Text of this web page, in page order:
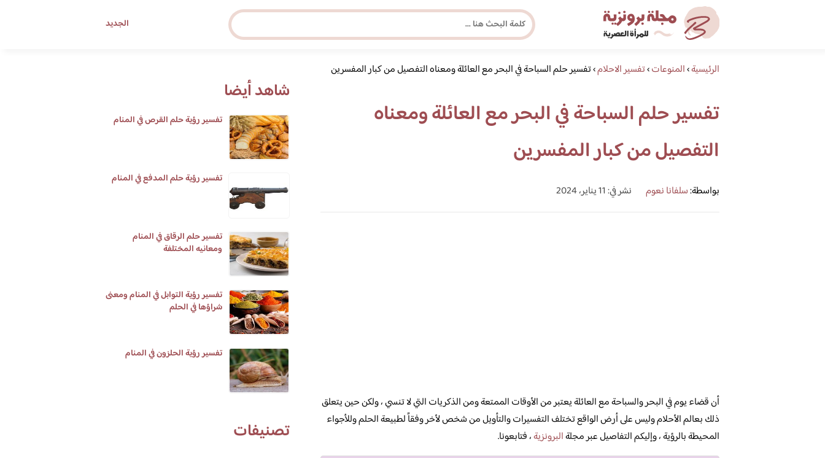
الجديد
مجلة برونزية للفتاة العصرية
ابحث عن أي موضوع يهمك
الرئيسية›المنوعات›تفسير الاحلام›تفسير حلم السباحة في البحر مع العائلة ومعناه التفصيل من كبار المفسرين
تفسير حلم السباحة في البحر مع العائلة ومعناه
التفصيل من كبار المفسرين
بواسطة:سلفانا نعوم نشر في: 11 يناير، 2024
أن قضاء يوم في البحر والسباحة مع العائلة يعتبر من الأوقات الممتعة ومن الذكريات التي لا تنسي ، ولكن حين يتعلق
ذلك بعالم الأحلام وليس على أرض الواقع تختلف التفسيرات والتأويل من شخص لأخر وفقاً لطبيعة الحلم وللأجواء
المحيطة بالرؤية ، وإليكم التفاصيل عبر مجلةالبرونزية، فتابعونا.
شاهد أيضا
تفسير رؤية حلم القرص في المنام
تفسير رؤية حلم المدفع في المنام
تفسير حلم الرقاق في المنام
ومعانيه المختلفة
تفسير رؤية التوابل في المنام ومعنى
شراؤها في الحلم
تفسير رؤية الحلزون في المنام
تصنيفات